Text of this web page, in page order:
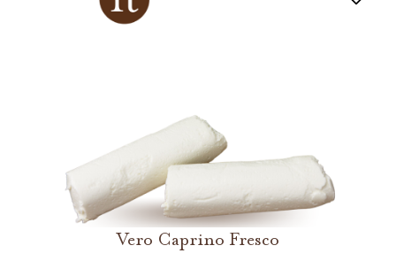
Vero Caprino Fresco